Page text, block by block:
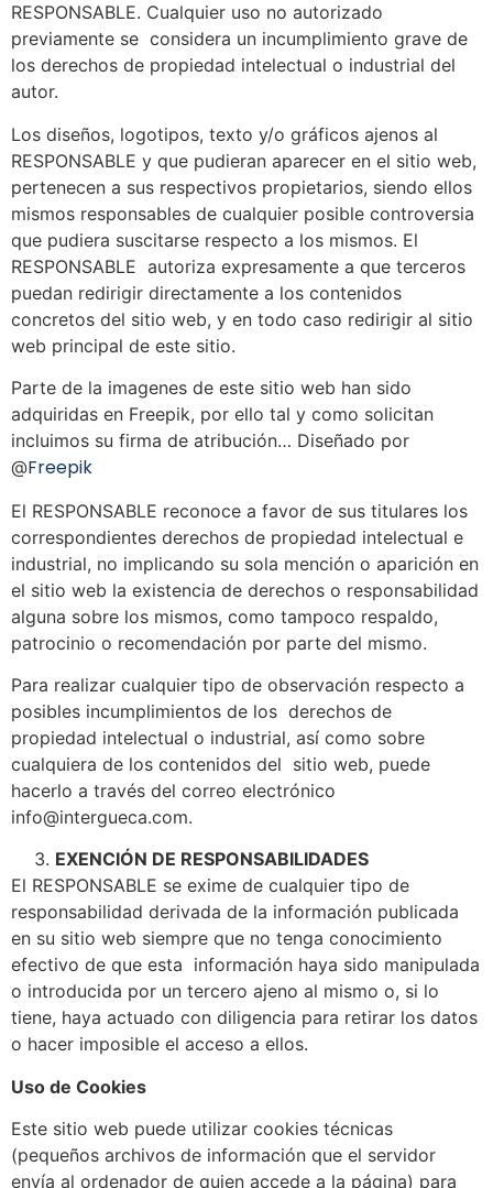
RESPONSABLE. Cualquier uso no autorizado
previamente se considera un incumplimiento grave de
los derechos de propiedad intelectual o industrial del
autor.
Los diseños, logotipos, texto y/o gráficos ajenos al
RESPONSABLE y que pudieran aparecer en el sitio web,
pertenecen a sus respectivos propietarios, siendo ellos
mismos responsables de cualquier posible controversia
que pudiera suscitarse respecto a los mismos. El
RESPONSABLE autoriza expresamente a que terceros
puedan redirigir directamente a los contenidos
concretos del sitio web, y en todo caso redirigir al sitio
web principal de este sitio.
Parte de la imagenes de este sitio web han sido
adquiridas en Freepik, por ello tal y como solicitan
incluimos su firma de atribución… Diseñado por
@Freepik
El RESPONSABLE reconoce a favor de sus titulares los
correspondientes derechos de propiedad intelectual e
industrial, no implicando su sola mención o aparición en
el sitio web la existencia de derechos o responsabilidad
alguna sobre los mismos, como tampoco respaldo,
patrocinio o recomendación por parte del mismo.
Para realizar cualquier tipo de observación respecto a
posibles incumplimientos de los derechos de
propiedad intelectual o industrial, así como sobre
cualquiera de los contenidos del sitio web, puede
hacerlo a través del correo electrónico
info@intergueca.com.
EXENCIÓN DE RESPONSABILIDADES
El RESPONSABLE se exime de cualquier tipo de
responsabilidad derivada de la información publicada
en su sitio web siempre que no tenga conocimiento
efectivo de que esta información haya sido manipulada
o introducida por un tercero ajeno al mismo o, si lo
tiene, haya actuado con diligencia para retirar los datos
o hacer imposible el acceso a ellos.
Uso de Cookies
Este sitio web puede utilizar cookies técnicas
(pequeños archivos de información que el servidor
envía al ordenador de quien accede a la página) para